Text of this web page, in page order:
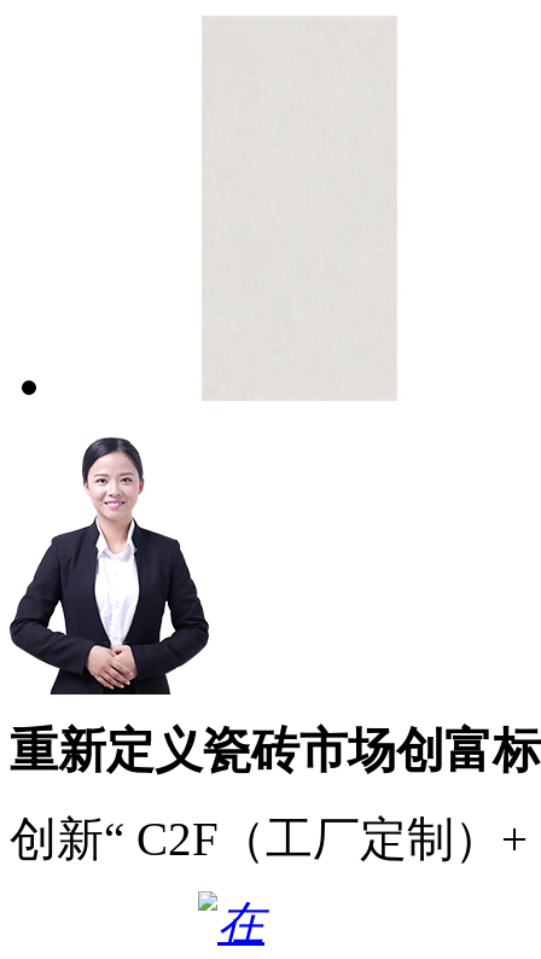
重新定义瓷砖市场创富
创新“ C2F（工厂定制）